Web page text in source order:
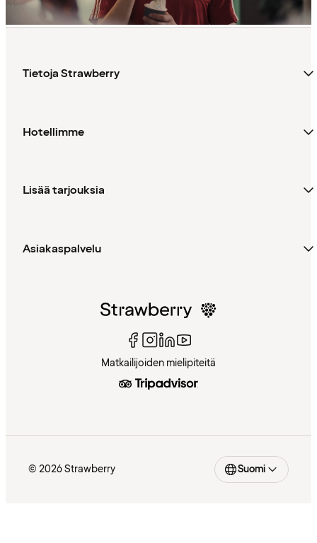
Tietoja Strawberry
Hotellimme
Lisää tarjouksia
Asiakaspalvelu
Matkailijoiden mielipiteitä
© 2026 Strawberry Suomi